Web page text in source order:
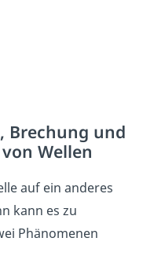
Brechung und
Wellen
auf ein anderes
kann es zu
Phänomenen